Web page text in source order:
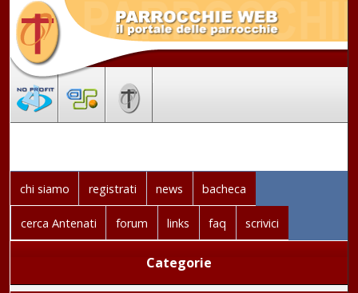
chi siamo registrati news bacheca
cerca Antenati forum links faq scrivici
Categorie